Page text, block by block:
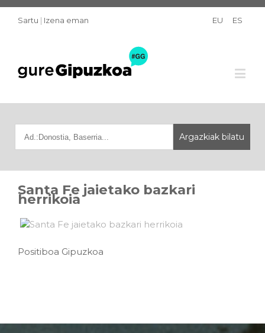
Sartu | Izena eman EU ES
Santa Fe jaietako bazkari
herrikoia
Positiboa Gipuzkoa